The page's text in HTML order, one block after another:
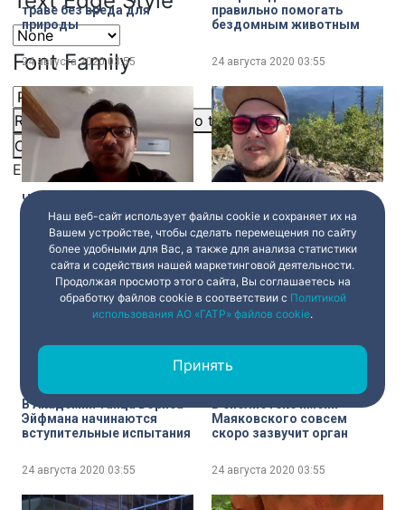
Font Family
Resetrestore all settings to the default values Done
Close Modal Dialog
End of dialog window.
траве без вреда для
природы
24 августа 202003:55
правильно помогать
бездомным животным
24 августа 2020 03:55
Чайковский уже всех
удивил: как единственный
российский дирижёр на
юбилейном
Зальцбургском фестивале
готовится к выступлению
24 августа 202003:55
Алтая
24 августа 202003:55
В Академии танца Бориса
Эйфмана начинаются
вступительные испытания
24 августа 2020 03:55
Маяковского совсем
скоро зазвучит орган
24 августа 2020 03:55
Наш веб-сайт использует файлы cookie и сохраняет их на
Вашем устройстве, чтобы сделать перемещения по сайту
более удобными для Вас, а также для анализа статистики
сайта и содействия нашей маркетинговой деятельности.
Продолжая просмотр этого сайта, Вы соглашаетесь на
обработку файлов cookie в соответствии с Политикой
использования АО «ГАТР» файлов cookie.
Принять